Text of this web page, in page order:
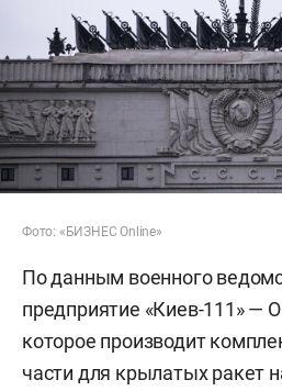
Фото: «БИЗНЕС Online»
По данным военного
предприятие «Киев-111» —
которое производит
части для крылатых ракет